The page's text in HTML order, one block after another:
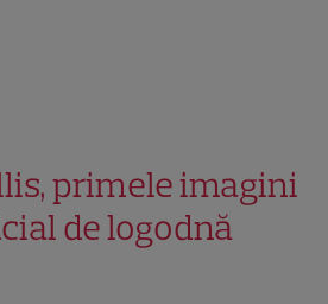
primele imagini
de logodnă